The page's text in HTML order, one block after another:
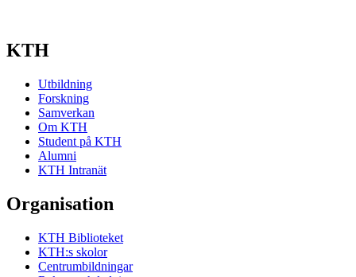
KTH
Utbildning
Forskning
Samverkan
Om KTH
Student på KTH
Alumni
KTH Intranät
Organisation
KTH Biblioteket
KTH:s skolor
Centrumbildningar